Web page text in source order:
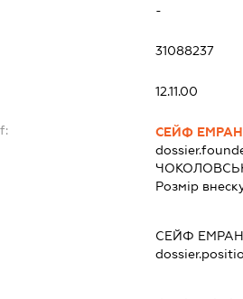
-
31088237
12.11.00
СЕЙФ
Розмір
СЕЙФ